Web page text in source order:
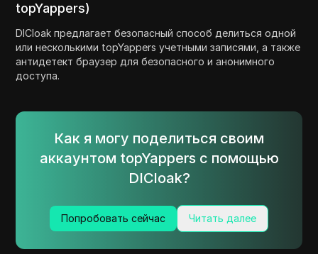
topYappers)
DICloak предлагает безопасный способ делиться одной
или несколькими topYappers учетными записями, а также
антидетект браузер для безопасного и анонимного
доступа.
Как я могу поделиться своим
аккаунтом topYappers с помощью
DICloak?
Попробовать сейчас Читать далее